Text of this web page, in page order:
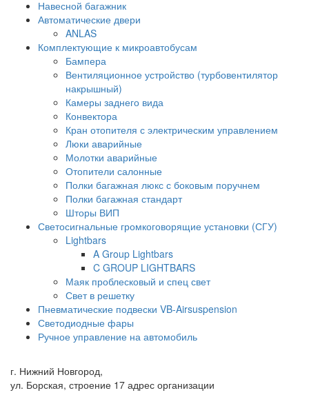
Навесной багажник
Автоматические двери
ANLAS
Комплектующие к микроавтобусам
Бампера
Вентиляционное устройство (турбовентилятор
накрышный)
Камеры заднего вида
Конвектора
Кран отопителя с электрическим управлением
Люки аварийные
Молотки аварийные
Отопители салонные
Полки багажная люкс с боковым поручнем
Полки багажная стандарт
Шторы ВИП
Светосигнальные громкоговорящие установки (СГУ)
Lightbars
A Group Lightbars
C GROUP LIGHTBARS
Маяк проблесковый и спец свет
Свет в решетку
Пневматические подвески VB-Airsuspension
Светодиодные фары
Ручное управление на автомобиль
г. Нижний Новгород,
ул. Борская, строение 17 адрес организации